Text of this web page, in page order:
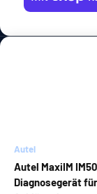
Autel
Autel MaxiIM
Diagnosegerät für